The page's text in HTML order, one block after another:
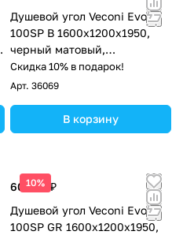
Душевой угол Veconi Evo
100SP B 1600х1200x1950,
черный матовый,
тонированное стекло
Скидка 10% в подарок!
Арт. 36069
В корзину
10%
60 180 ₽
Душевой угол Veconi Evo
100SP GR 1600х1200x1950,